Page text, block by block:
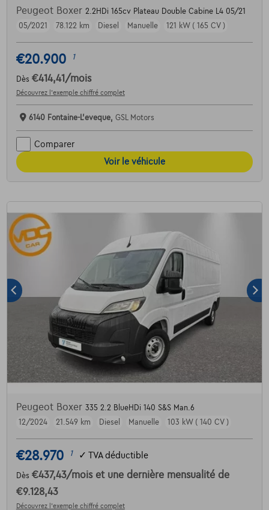
Peugeot Boxer 2.2HDi 165cv Plateau Double Cabine L4 05/21
05/2021
78.122 km Diesel Manuelle 121 kW ( 165 CV )
€20.900 1
Dès €414,41 /mois
Découvrez l’exemple chiffré complet
6140 Fontaine-L'eveque, GSL Motors
Comparer
Voir le véhicule
Peugeot Boxer 335 2.2 BlueHDi 140 S&S Man.6
12/2024
21.549 km Diesel Manuelle 103 kW ( 140 CV )
€28.970 1 ✓ TVA déductible
Dès €437,43/mois et une dernière mensualité de
€9.128,43
Découvrez l’exemple chiffré complet